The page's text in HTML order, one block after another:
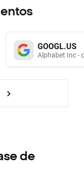
GOOGL.US
Alphabet Inc -
de